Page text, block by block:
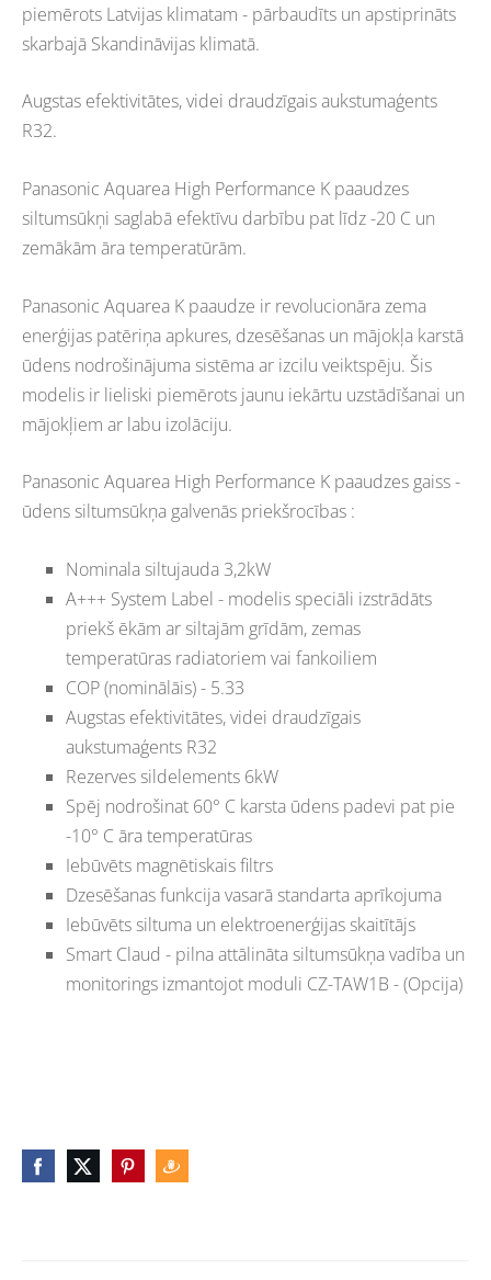
piemērots Latvijas klimatam - pārbaudīts un apstiprināts
skarbajā Skandināvijas klimatā.
Augstas efektivitātes, videi draudzīgais aukstumaģents
R32.
Panasonic Aquarea High Performance K paaudzes
siltumsūkņi saglabā efektīvu darbību pat līdz -20 C un
zemākām āra temperatūrām.
Panasonic Aquarea K paaudze ir revolucionāra zema
enerģijas patēriņa apkures, dzesēšanas un mājokļa karstā
ūdens nodrošinājuma sistēma ar izcilu veiktspēju. Šis
modelis ir lieliski piemērots jaunu iekārtu uzstādīšanai un
mājokļiem ar labu izolāciju.
Panasonic Aquarea High Performance K paaudzes gaiss -
ūdens siltumsūkņa galvenās priekšrocības :
Nominala siltujauda 3,2kW
A+++ System Label - modelis speciāli izstrādāts
priekš ēkām ar siltajām grīdām, zemas
temperatūras radiatoriem vai fankoiliem
COP (nominālāis) - 5.33
Augstas efektivitātes,videi draudzīgais
aukstumaģents R32
Rezerves sildelements 6kW
Spēj nodrošinat 60° С karsta ūdens padevi pat pie
-10° С āra temperatūras
Iebūvēts magnētiskais filtrs
Dzesēšanas funkcija vasarā standarta aprīkojuma
Iebūvēts siltuma un elektroenerģijas skaitītājs
Smart Claud - pilna attālināta siltumsūkņa vadība un
monitorings izmantojot moduli CZ-TAW1B - (Opcija)